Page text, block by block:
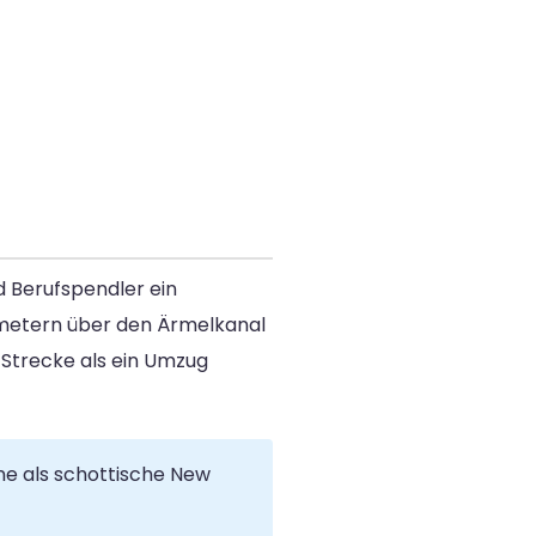
Berufspendler ein
über den Ärmelkanal
als ein Umzug
als schottische New